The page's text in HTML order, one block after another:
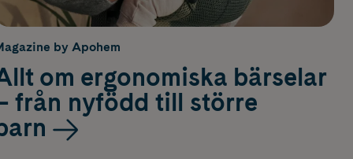
by Apohem
om ergonomiska bärselar
från nyfödd till större